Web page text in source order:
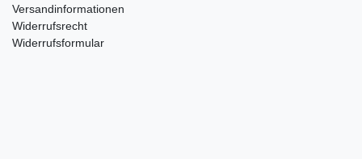
Versandinformationen
Widerrufsrecht
Widerrufsformular